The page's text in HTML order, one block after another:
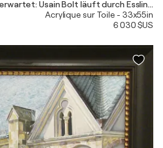
Acrylique sur Toile - 33x55in
6 030 $US